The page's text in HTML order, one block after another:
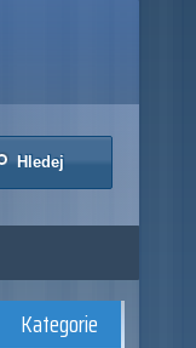
Hledej
Kategorie